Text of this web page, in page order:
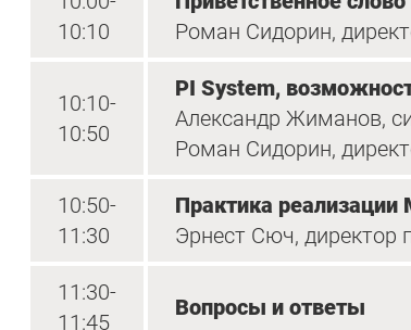
10:10
Роман Сидорин,
10:10-
10:50
PI System,
Александр Жиманов,
Роман Сидорин,
10:50-
11:30
Практика
Эрнест Сюч,
11:30-
11:45
Вопросы и ответы